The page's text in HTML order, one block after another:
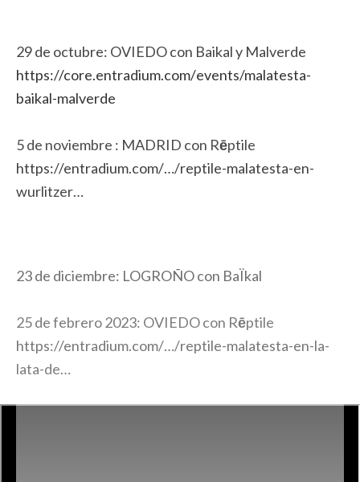
29 de octubre: OVIEDO con Baikal y Malverde
https://core.entradium.com/events/malatesta-
baikal-malverde
5 de noviembre : MADRID con Rēptile
https://entradium.com/…/reptile-malatesta-en-
wurlitzer…
23 de diciembre: LOGROÑO con BaÏkal
25 de febrero 2023: OVIEDO con Rēptile
https://entradium.com/…/reptile-malatesta-en-la-
lata-de…